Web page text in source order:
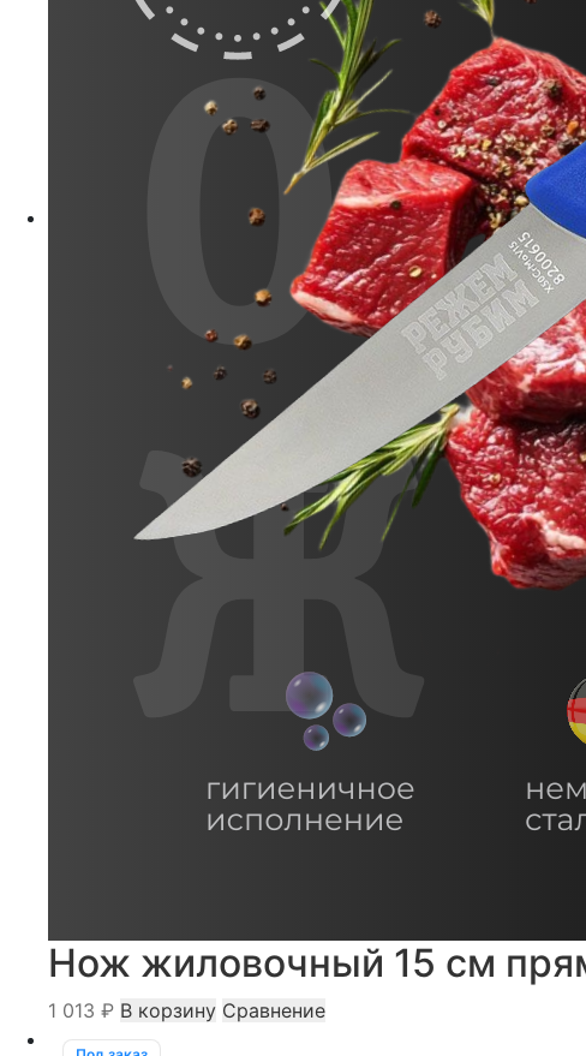
Нож жиловочный 15 см
1 013 ₽ В корзину Сравнение